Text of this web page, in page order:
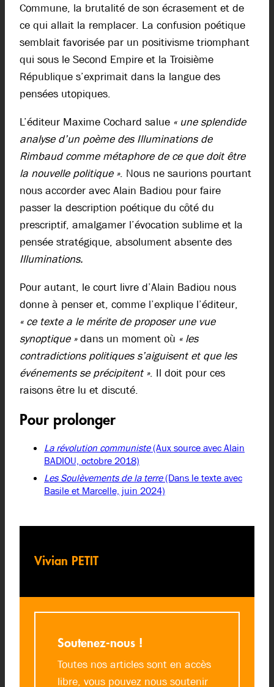
Commune, la brutalité de son écrasement et de
ce qui allait la remplacer. La confusion poétique
semblait favorisée par un positivisme triomphant
qui sous le Second Empire et la Troisième
République s’exprimait dans la langue des
pensées utopiques.
L’éditeur Maxime Cochard salue « une splendide
analyse d’un poème des Illuminations de
Rimbaud comme métaphore de ce que doit être
la nouvelle politique ». Nous ne saurions pourtant
nous accorder avec Alain Badiou pour faire
passer la description poétique du côté du
prescriptif, amalgamer l’évocation sublime et la
pensée stratégique, absolument absente des
Illuminations.
Pour autant, le court livre d’Alain Badiou nous
donne à penser et, comme l’explique l’éditeur,
« ce texte a le mérite de proposer une vue
synoptique »dans un moment où « les
contradictions politiques s’aiguisent et que les
événements se précipitent ». Il doit pour ces
raisons être lu et discuté.
Pour prolonger
La révolution communiste(Aux source avec Alain
BADIOU, octobre 2018)
Les Soulèvements de la terre(Dans le texte avec
Basile et Marcelle, juin 2024)
Vivian PETIT
Soutenez-nous !
Toutes nos articles sont en accès
libre, vous pouvez nous soutenir